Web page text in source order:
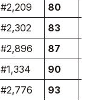
#2,209 80
#2,302 83
#2,896 87
#1,334 90
#2,776 93